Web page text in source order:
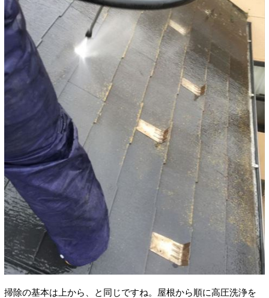
掃除の基本は上から、と同じですね。屋根から順に高圧洗浄を